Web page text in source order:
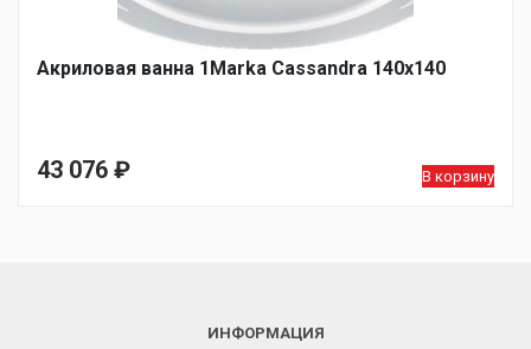
Акриловая ванна 1Marka Cassandra 140х140
43 076 ₽ В корзину
ИНФОРМАЦИЯ